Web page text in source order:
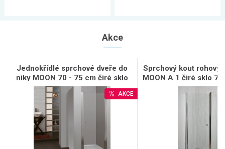
Akce
Jednokřídlé sprchové dveře do
niky MOON 70 - 75 cm čiré sklo
AKCE
Sprchový kout rohový
MOON A 1 čiré sklo
- 88 x 195